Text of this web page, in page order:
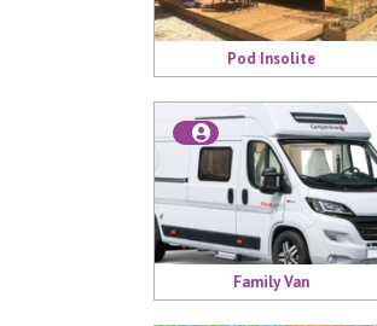
Pod Insolite
Family Van